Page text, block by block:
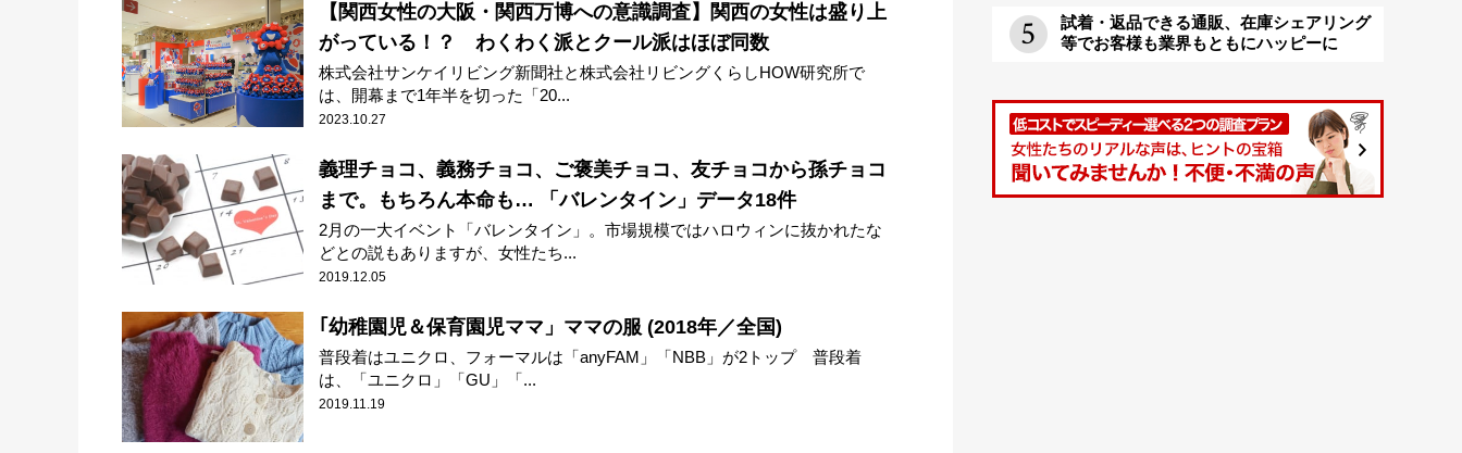
【関西女性の大阪・関西万博への意識調査】関西の女性は盛り上
がっている！？ わくわく派とクール派はほぼ同数
株式会社サンケイリビング新聞社と株式会社リビングくらしHOW研究所で
は、開幕まで1年半を切った「20...
2023.10.27
義理チョコ、義務チョコ、ご褒美チョコ、友チョコから孫チョコ
まで。もちろん本命も… 「バレンタイン」データ18件
2月の一大イベント「バレンタイン」。市場規模ではハロウィンに抜かれたな
どとの説もありますが、女性たち...
2019.12.05
｢幼稚園児＆保育園児ママ」ママの服 (2018年／全国)
普段着はユニクロ、フォーマルは「anyFAM」「NBB」が2トップ 普段着
は、「ユニクロ」「GU」「...
2019.11.19
試着・返品できる通販、在庫シェアリング
等でお客様も業界もともにハッピーに